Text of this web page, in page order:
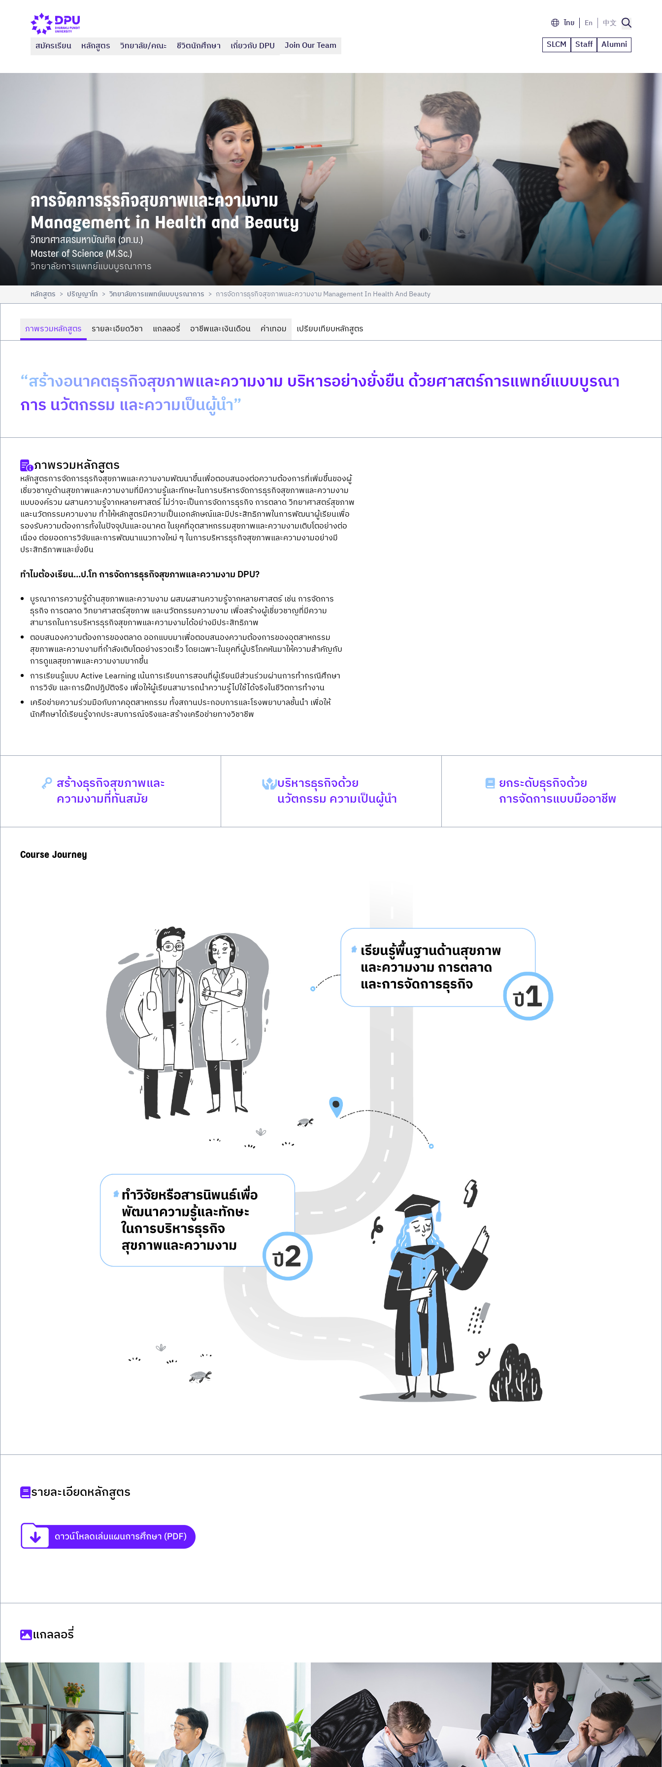
ไทย En 中文
สมัครเรียน หลักสูตร วิทยาลัย/คณะ ชีวิตนักศึกษา เกี่ยวกับ DPU Join Our Team SLCM Staff Alumni
การจัดการธุรกิจสุขภาพและความงาม
Management in Health and Beauty
วิทยาศาสตรมหาบัณฑิต (วท.ม.)
Master of Science (M.Sc.)
วิทยาลัยการแพทย์แบบบูรณาการ
หลักสูตร > ปริญญาโท > วิทยาลัยการแพทย์แบบบูรณาการ > การจัดการธุรกิจสุขภาพและความงาม Management In Health And Beauty
ภาพรวมหลักสูตร รายละเอียดวิชา แกลลอรี่ อาชีพและเงินเดือน ค่าเทอม เปรียบเทียบหลักสูตร
“สร้างอนาคตธุรกิจสุขภาพและความงาม บริหารอย่างยั่งยืน ด้วยศาสตร์การแพทย์แบบบูรณา
การ นวัตกรรม และความเป็นผู้นำ”
ภาพรวมหลักสูตร
หลักสูตรการจัดการธุรกิจสุขภาพและความงามพัฒนาขึ้นเพื่อตอบสนองต่อความต้องการที่เพิ่มขึ้นของผู้
เชี่ยวชาญด้านสุขภาพและความงามที่มีความรู้และทักษะในการบริหารจัดการธุรกิจสุขภาพและความงาม
แบบองค์รวม ผสานความรู้จากหลายศาสตร์ ไม่ว่าจะเป็นการจัดการธุรกิจ การตลาด วิทยาศาสตร์สุขภาพ
และนวัตกรรมความงาม ทำให้หลักสูตรมีความเป็นเอกลักษณ์และมีประสิทธิภาพในการพัฒนาผู้เรียนเพื่อ
รองรับความต้องการทั้งในปัจจุบันและอนาคต ในยุคที่อุตสาหกรรมสุขภาพและความงามเติบโตอย่างต่อ
เนื่อง ต่อยอดการวิจัยและการพัฒนาแนวทางใหม่ ๆ ในการบริหารธุรกิจสุขภาพและความงามอย่างมี
ประสิทธิภาพและยั่งยืน
ทำไมต้องเรียน...ป.โท การจัดการธุรกิจสุขภาพและความงาม DPU?
บูรณาการความรู้ด้านสุขภาพและความงาม ผสมผสานความรู้จากหลายศาสตร์ เช่น การจัดการ
ธุรกิจ การตลาด วิทยาศาสตร์สุขภาพ และนวัตกรรมความงาม เพื่อสร้างผู้เชี่ยวชาญที่มีความ
สามารถในการบริหารธุรกิจสุขภาพและความงามได้อย่างมีประสิทธิภาพ
ตอบสนองความต้องการของตลาด ออกแบบมาเพื่อตอบสนองความต้องการของอุตสาหกรรม
สุขภาพและความงามที่กำลังเติบโตอย่างรวดเร็ว โดยเฉพาะในยุคที่ผู้บริโภคหันมาให้ความสำคัญกับ
การดูแลสุขภาพและความงามมากขึ้น
การเรียนรู้แบบ Active Learning เน้นการเรียนการสอนที่ผู้เรียนมีส่วนร่วมผ่านการทำกรณีศึกษา
การวิจัย และการฝึกปฏิบัติจริง เพื่อให้ผู้เรียนสามารถนำความรู้ไปใช้ได้จริงในชีวิตการทำงาน
เครือข่ายความร่วมมือกับภาคอุตสาหกรรม ทั้งสถานประกอบการและโรงพยาบาลชั้นนำ เพื่อให้
นักศึกษาได้เรียนรู้จากประสบการณ์จริงและสร้างเครือข่ายทางวิชาชีพ
สร้างธุรกิจสุขภาพและ
ความงามที่ทันสมัย
บริหารธุรกิจด้วย
นวัตกรรม ความเป็นผู้นำ
ยกระดับธุรกิจด้วย
การจัดการแบบมืออาชีพ
Course Journey
รายละเอียดหลักสูตร
แกลลอรี่